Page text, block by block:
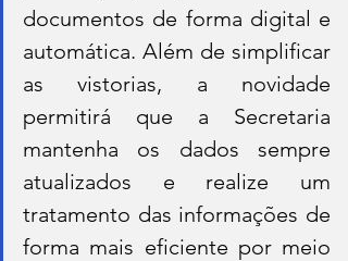
documentos de forma digital e
automática. Além de simplificar
as vistorias, a novidade
permitirá que a Secretaria
mantenha os dados sempre
atualizados e realize um
tratamento das informações de
forma mais eficiente por meio